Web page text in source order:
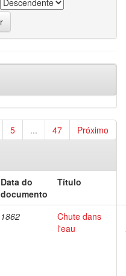
5 ... 47 Próximo
Data do
documento
Título
1862
Chute dans
l'eau